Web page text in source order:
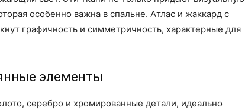
особенно важна в спальне. Атлас и жаккард с
графичность и симметричность, характерные для
элементы
серебро и хромированные детали, идеально